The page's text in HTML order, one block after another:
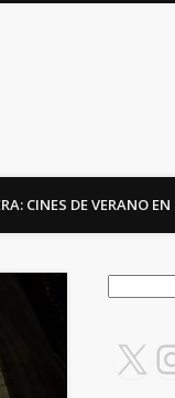
CINES DE VERANO
X